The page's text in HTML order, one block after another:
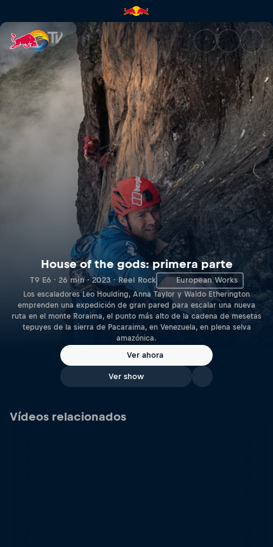
House of the gods: primera
House of the gods: primera parte
T9 E6 · 26 min · 2023 · Reel Rock European Works
Los escaladores Leo Houlding, Anna Taylor y Waldo Etherington
emprenden una expedición de gran pared para escalar una nueva
ruta en el monte Roraima, el punto más alto de la cadena de mesetas
tepuyes de la sierra de Pacaraima, en Venezuela, en plena selva
amazónica.
Ver ahora
Ver show
Vídeos relacionados